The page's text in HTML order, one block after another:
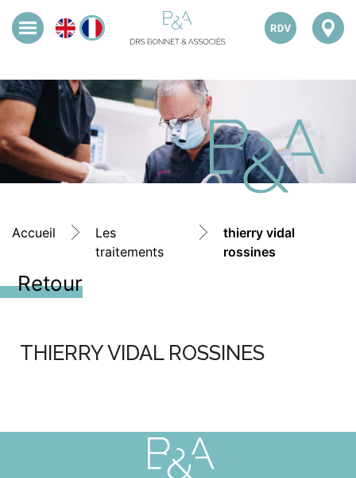
Accueil
Les
traitements
thierry vidal
rossines
Retour
THIERRY VIDAL ROSSINES